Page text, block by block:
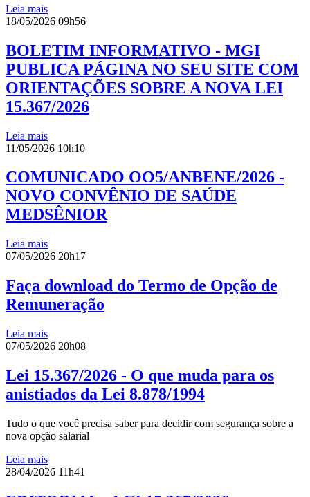
Leia mais
18/05/2026 09h56
BOLETIM INFORMATIVO - MGI
PUBLICA PÁGINA NO SEU SITE COM
ORIENTAÇÕES SOBRE A NOVA LEI
15.367/2026
Leia mais
11/05/2026 10h10
COMUNICADO OO5/ANBENE/2026 -
NOVO CONVÊNIO DE SAÚDE
MEDSÊNIOR
Leia mais
07/05/2026 20h17
Faça download do Termo de Opção de
Remuneração
Leia mais
07/05/2026 20h08
Lei 15.367/2026 - O que muda para os
anistiados da Lei 8.878/1994
Tudo o que você precisa saber para decidir com segurança sobre a
nova opção salarial
Leia mais
28/04/2026 11h41